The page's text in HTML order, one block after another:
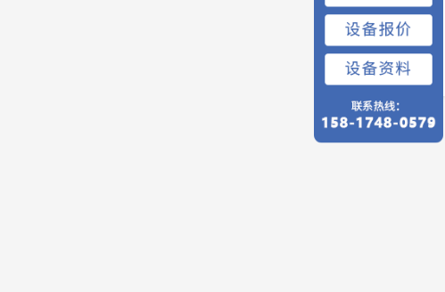
免费预约
回到顶部